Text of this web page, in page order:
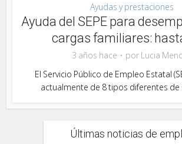
Ayudas y prestaciones
Ayuda del SEPE para
cargas familiares:
3 años hace por Lucia
El Servicio Público de Empleo Estatal
actualmente de 8 tipos diferentes de
Últimas noticias de